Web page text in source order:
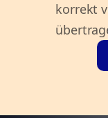
korrekt